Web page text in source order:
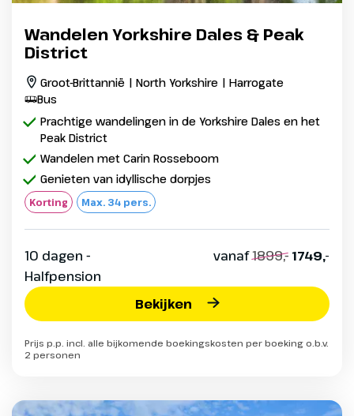
Wandelen Yorkshire Dales & Peak
District
Groot-Brittannië | North Yorkshire | Harrogate
Bus
Prachtige wandelingen in de Yorkshire Dales en het
Peak District
Wandelen met Carin Rosseboom
Genieten van idyllische dorpjes
Korting Max. 34 pers.
10 dagen -
Halfpension
vanaf1899,- 1749,-
Bekijken
Prijs p.p. incl. alle bijkomende boekingskosten per boeking o.b.v.
2 personen